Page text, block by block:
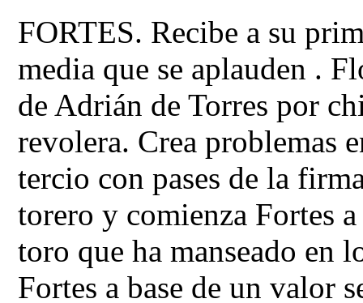
FORTES. Recibe a su
media que se aplauden .
de Adrián de Torres por
revolera. Crea problemas
tercio con pases de la
torero y comienza Fortes
toro que ha manseado en
Fortes a base de un valor